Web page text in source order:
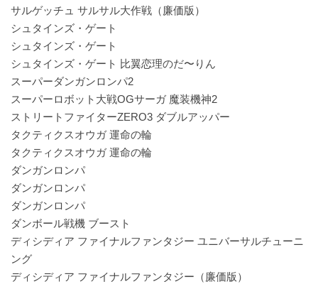
サルゲッチュ サルサル大作戦（廉価版）
シュタインズ・ゲート
シュタインズ・ゲート
シュタインズ・ゲート 比翼恋理のだ〜りん
スーパーダンガンロンパ2
スーパーロボット大戦OGサーガ 魔装機神2
ストリートファイターZERO3 ダブルアッパー
タクティクスオウガ 運命の輪
タクティクスオウガ 運命の輪
ダンガンロンパ
ダンガンロンパ
ダンガンロンパ
ダンボール戦機 ブースト
ディシディア ファイナルファンタジー ユニバーサルチューニ
ング
ディシディア ファイナルファンタジー（廉価版）